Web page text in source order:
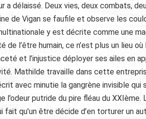
a délaissé. Deux vies, deux combats,
de Vigan se faufile et observe les
y est décrite comme une
de l’être humain, ce n’est plus un lieu
et l’injustice déployer ses ailes en
Mathilde travaille dans cette
avec minutie la gangrène invisible qui
l’odeur putride du pire fléau du
fait qu’un être décide d’en torturer un